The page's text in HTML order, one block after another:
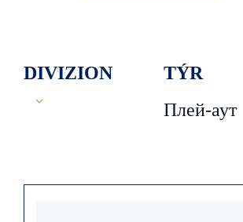
DIVIZION
TÝR
Плей-аут